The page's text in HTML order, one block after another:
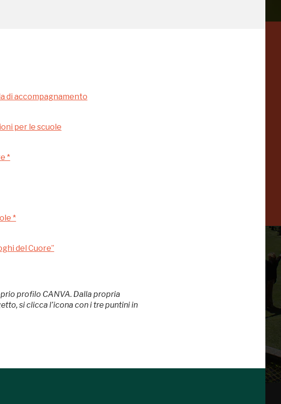
di accompagnamento
per le scuole
*
*
del Cuore”
profilo CANVA. Dalla propria
si clicca l’icona con i tre puntini in
Strozzi
d’Italia